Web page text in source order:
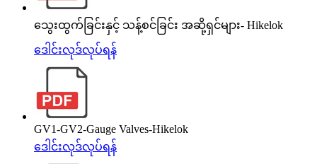
သွေးထွက်ခြင်းနှင့် သန့်စင်ခြင်း အဆို့ရှင်များ- Hikelok
ဒေါင်းလုဒ်လုပ်ရန်
GV1-GV2-Gauge Valves-Hikelok
ဒေါင်းလုဒ်လုပ်ရန်